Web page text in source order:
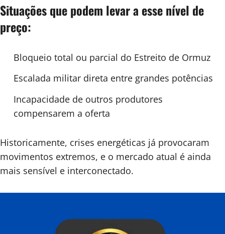
Situações que podem levar a esse nível de
preço:
Bloqueio total ou parcial do Estreito de Ormuz
Escalada militar direta entre grandes potências
Incapacidade de outros produtores
compensarem a oferta
Historicamente, crises energéticas já provocaram
movimentos extremos, e o mercado atual é ainda
mais sensível e interconectado.